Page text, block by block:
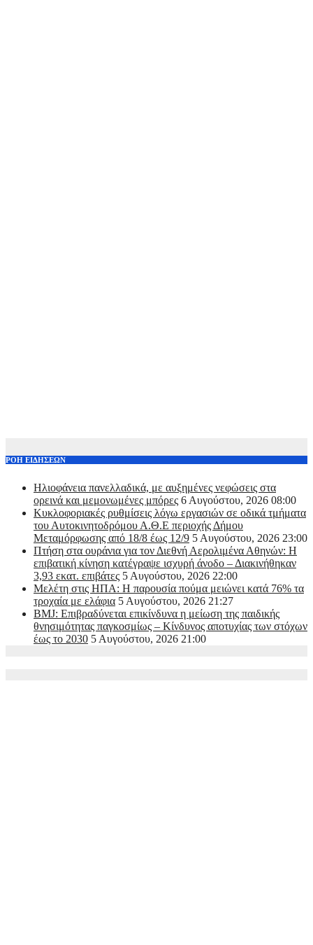
ΡΟΗ ΕΙΔΗΣΕΩΝ
Ηλιοφάνεια πανελλαδικά, με αυξημένες νεφώσεις στα
ορεινά και μεμονωμένες μπόρες 6 Αυγούστου, 2026 08:00
Kυκλοφοριακές ρυθμίσεις λόγω εργασιών σε οδικά τμήματα
του Αυτοκινητοδρόμου Α.Θ.Ε περιοχής Δήμου
Μεταμόρφωσης από 18/8 έως 12/9 5 Αυγούστου, 2026 23:00
Πτήση στα ουράνια για τον Διεθνή Αερολιμένα Αθηνών: Η
επιβατική κίνηση κατέγραψε ισχυρή άνοδο – Διακινήθηκαν
3,93 εκατ. επιβάτες 5 Αυγούστου, 2026 22:00
Μελέτη στις ΗΠΑ: Η παρουσία πούμα μειώνει κατά 76% τα
τροχαία με ελάφια 5 Αυγούστου, 2026 21:27
BMJ: Επιβραδύνεται επικίνδυνα η μείωση της παιδικής
θνησιμότητας παγκοσμίως – Κίνδυνος αποτυχίας των στόχων
έως το 2030 5 Αυγούστου, 2026 21:00